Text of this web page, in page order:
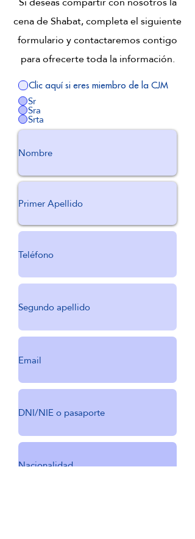
cena de Shabat, completa el siguiente
formulario y contactaremos contigo
para ofrecerte toda la información.
Clic aquí si eres miembro de la CJM
Sr
Sra
Srta